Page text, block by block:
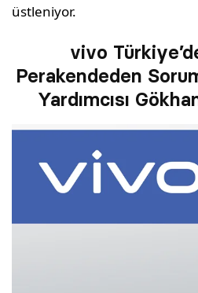
üstleniyor.
vivo
Perakendeden
Yardımcısı